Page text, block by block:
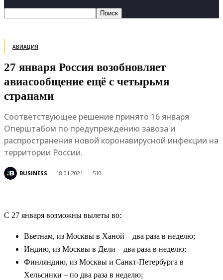
АВИАЦИЯ
27 января Россия возобновляет
авиасообщение ещё с четырьмя
странами
Соответствующее решение принято 16 января
Оперштабом по предупреждению завоза и
распространения новой коронавирусной инфекции на
территории России.
BUSINESS 18.01.2021 510
С 27 января возможны вылеты во:
Вьетнам, из Москвы в Ханой – два раза в неделю;
Индию, из Москвы в Дели – два раза в неделю;
Финляндию, из Москвы и Санкт-Петербурга в
Хельсинки – по два раза в неделю;